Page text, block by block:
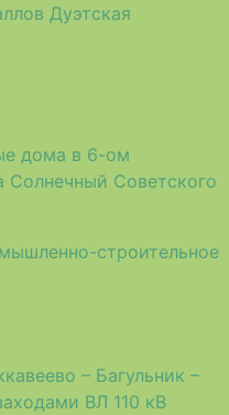
Дуэтская
дома в 6-ом
Советского
строительное
– Багульник –
ВЛ 110 кВ